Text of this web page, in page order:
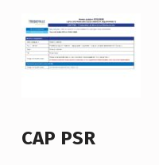
CAP PSR